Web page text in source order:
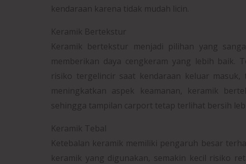
kendaraan karena tidak mudah licin.
Keramik Bertekstur
Keramik bertekstur menjadi pilihan yang
memberikan daya cengkeram yang lebih baik.
risiko tergelincir saat kendaraan keluar
meningkatkan aspek keamanan, keramik
sehingga tampilan carport tetap terlihat bersih
Keramik Tebal
Ketebalan keramik memiliki pengaruh besar
keramik yang digunakan, semakin kecil risiko